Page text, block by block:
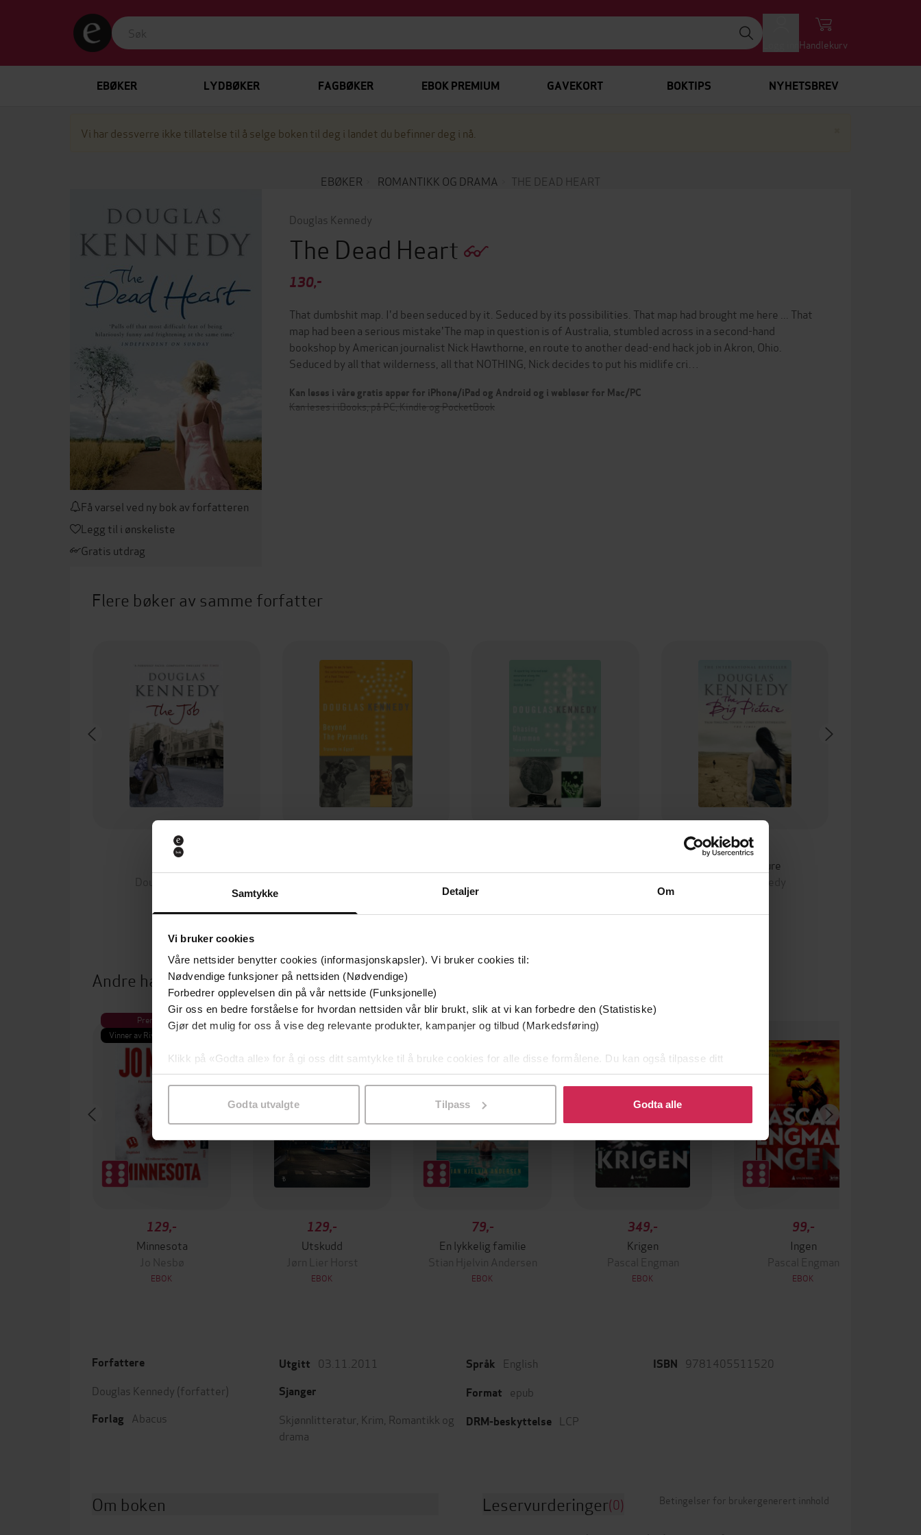
Samtykke Detaljer Om
Vi bruker cookies
Våre nettsider benytter cookies (informasjonskapsler). Vi bruker cookies til:
Nødvendige funksjoner på nettsiden (Nødvendige)
Forbedrer opplevelsen din på vår nettside (Funksjonelle)
Gir oss en bedre forståelse for hvordan nettsiden vår blir brukt, slik at vi kan forbedre den (Statistiske)
Gjør det mulig for oss å vise deg relevante produkter, kampanjer og tilbud (Markedsføring)
Klikk på «Godta alle» for å gi oss ditt samtykke til å bruke cookies for alle disse formålene. Du kan også tilpasse ditt
samtykke til spesifikke formål ved å klikke på «Tilpass». Du kan når som helst trekke tilbake eller endre ditt samtykke.
Godta utvalgte Tilpass Godta alle
Handlekurv
EBØKER LYDBØKER FAGBØKER EBOK PREMIUM GAVEKORT BOKTIPS NYHETSBREV
Vi har dessverre ikke tillatelse til å selge boken til deg i landet du befinner deg i nå.
EBØKER ROMANTIKK OG DRAMA THE DEAD HEART
Få varsel ved ny bok av forfatteren
Legg til i ønskeliste
Gratis utdrag
Douglas Kennedy
The Dead Heart
130,-
That dumbshit map. I'd been seduced by it. Seduced by its possibilities. That map had brought me here ... That
map had been a serious mistake'The map in question is of Australia, stumbled across in a second-hand
bookshop by American journalist Nick Hawthorne, en route to another dead-end hack job in Akron, Ohio.
Seduced by all that wilderness, all that NOTHING, Nick decides to put his midlife cri…
Kan leses i våre gratis apper for iPhone/iPad og Android og i webleser for Mac/PC
Kan leses i iBooks, på PC, Kindle og PocketBook
Flere bøker av samme forfatter
130,-
Douglas Kennedy
130,-
The Big Picture
Douglas Kennedy
Andre har også kjøpt
Premium
Vinner av Rivertonprisen
129,-
Minnesota
Jo Nesbø
EBOK
Premium
Første gang på tilbud
129,-
Utskudd
Jørn Lier Horst
EBOK
79,-
En lykkelig familie
Stian Hjelvin Andersen
EBOK
349,-
Krigen
Pascal Engman
EBOK
99,-
Ingen
Pascal Engman
EBOK
Forfattere
Douglas Kennedy (forfatter)
Forlag Abacus
Utgitt 03.11.2011
Sjanger
Skjønnlitteratur Krim Romantikk og
drama
Språk English
Format epub
DRM-beskyttelse LCP
ISBN 9781405511520
Om boken Leservurderinger(0) Betingelser for brukergenerert innhold